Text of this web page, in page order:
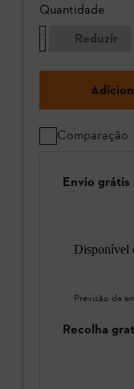
Quantidade
Reduzir
Comparação
Envio
Disponível
Previsão de
Recolha